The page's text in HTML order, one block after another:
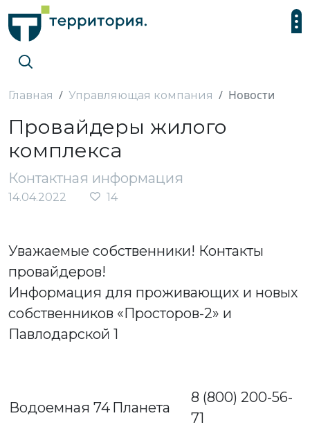
Главная Управляющая компания Новости
Провайдеры жилого
комплекса
Контактная информация
14.04.2022 14
Уважаемые собственники! Контакты
провайдеров!
Информация для проживающих и новых
собственников «Просторов-2» и
Павлодарской 1
Водоемная 74 Планета
8 (800) 200-56-
71